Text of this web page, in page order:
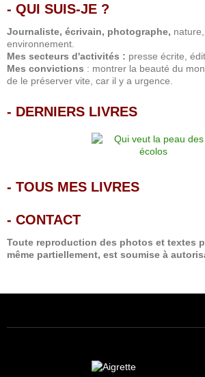
- QUI SUIS-JE ?
Journaliste, écrivain, photographe, nature,
environnement.
Mes secteurs d'activités : presse écrite,
Mes convictions : montrer la beauté du
de le préserver vite, car il y a urgence.
- DERNIERS LIVRES
- TOUS MES LIVRES
- CONTACT
Toute reproduction des photos et textes
même partiellement, est soumise à